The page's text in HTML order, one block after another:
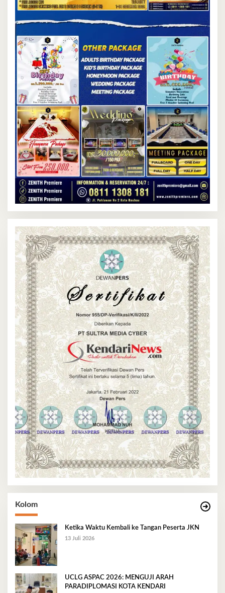
Kolom
Ketika Waktu Kembali ke Tangan Peserta JKN
13 Juli 2026
UCLG ASPAC 2026: MENGUJI ARAH
PARADIPLOMASI KOTA KENDARI